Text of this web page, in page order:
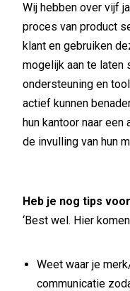
Wij hebben over vijf
proces van product
klant en gebruiken
mogelijk aan te laten
ondersteuning en
actief kunnen
hun kantoor naar
de invulling van hun
Heb je nog tips
‘Best wel. Hier
Weet waar je
communicatie